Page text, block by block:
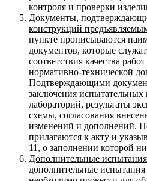
контроля и проверки
Документы,
конструкций
пункте прописываются
документов, которые
соответствия качества
нормативно-технической
Подтверждающими
заключения испытательных
лабораторий, результаты
схемы, согласования
изменений и дополнений.
прилагаются к акту и
11, о заполнении которой
Дополнительные
дополнительные